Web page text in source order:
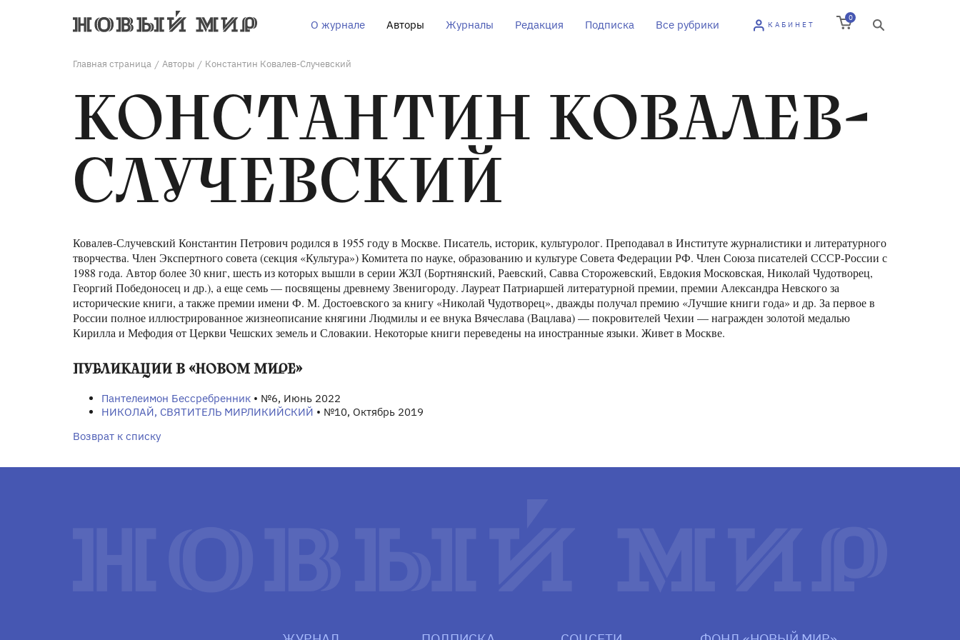
О журнале Авторы Журналы Редакция Подписка Все рубрики КАБИНЕТ
0
Главная страница / Авторы / Константин Ковалев-Случевский
КОНСТАНТИН КОВАЛЕВ-
СЛУЧЕВСКИЙ
Ковалев-Случевский Константин Петрович родился в 1955 году в Москве. Писатель, историк, культуролог. Преподавал в Институте журналистики и литературного
творчества. Член Экспертного совета (секция «Культура») Комитета по науке, образованию и культуре Совета Федерации РФ. Член Союза писателей СССР-России с
1988 года. Автор более 30 книг, шесть из которых вышли в серии ЖЗЛ (Бортнянский, Раевский, Савва Сторожевский, Евдокия Московская, Николай Чудотворец,
Георгий Победоносец и др.), а еще семь — посвящены древнему Звенигороду. Лауреат Патриаршей литературной премии, премии Александра Невского за
исторические книги, а также премии имени Ф. М. Достоевского за книгу «Николай Чудотворец», дважды получал премию «Лучшие книги года» и др. За первое в
России полное иллюстрированное жизнеописание княгини Людмилы и ее внука Вячеслава (Вацлава) — покровителей Чехии — награжден золотой медалью
Кирилла и Мефодия от Церкви Чешских земель и Словакии. Некоторые книги переведены на иностранные языки. Живет в Москве.
ПУБЛИКАЦИИ В «НОВОМ МИРЕ»
Пантелеимон Бессребренник • №6, Июнь 2022
НИКОЛАЙ, СВЯТИТЕЛЬ МИРЛИКИЙСКИЙ • №10, Октябрь 2019
Возврат к списку